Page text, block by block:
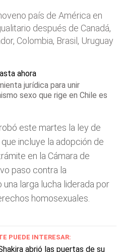
país de América en
después de Canadá,
Colombia, Brasil, Uruguay
jurídica para unir
sexo que rige en Chile es
este martes la ley de
que incluye la adopción de
en la Cámara de
paso contra la
larga lucha liderada por
homosexuales.
PUEDE INTERESAR:
abrió las puertas de su